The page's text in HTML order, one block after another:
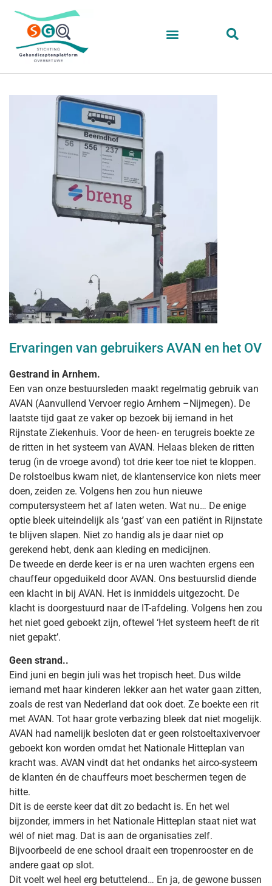
Ervaringen van gebruikers AVAN en het OV
Gestrand in Arnhem.
Een van onze bestuursleden maakt regelmatig gebruik van
AVAN (Aanvullend Vervoer regio Arnhem –Nijmegen). De
laatste tijd gaat ze vaker op bezoek bij iemand in het
Rijnstate Ziekenhuis. Voor de heen- en terugreis boekte ze
de ritten in het systeem van AVAN. Helaas bleken de ritten
terug (in de vroege avond) tot drie keer toe niet te kloppen.
De rolstoelbus kwam niet, de klantenservice kon niets meer
doen, zeiden ze. Volgens hen zou hun nieuwe
computersysteem het af laten weten. Wat nu… De enige
optie bleek uiteindelijk als ‘gast’ van een patiënt in Rijnstate
te blijven slapen. Niet zo handig als je daar niet op
gerekend hebt, denk aan kleding en medicijnen.
De tweede en derde keer is er na uren wachten ergens een
chauffeur opgeduikeld door AVAN. Ons bestuurslid diende
een klacht in bij AVAN. Het is inmiddels uitgezocht. De
klacht is doorgestuurd naar de IT-afdeling. Volgens hen zou
het niet goed geboekt zijn, oftewel ‘Het systeem heeft de rit
niet gepakt’.
Geen strand..
Eind juni en begin juli was het tropisch heet. Dus wilde
iemand met haar kinderen lekker aan het water gaan zitten,
zoals de rest van Nederland dat ook doet. Ze boekte een rit
met AVAN. Tot haar grote verbazing bleek dat niet mogelijk.
AVAN had namelijk besloten dat er geen rolstoeltaxivervoer
geboekt kon worden omdat het Nationale Hitteplan van
kracht was. AVAN vindt dat het ondanks het airco-systeem
de klanten én de chauffeurs moet beschermen tegen de
hitte.
Dit is de eerste keer dat dit zo bedacht is. En het wel
bijzonder, immers in het Nationale Hitteplan staat niet wat
wél of niet mag. Dat is aan de organisaties zelf.
Bijvoorbeeld de ene school draait een tropenrooster en de
andere gaat op slot.
Dit voelt wel heel erg betuttelend… En ja, de gewone bussen